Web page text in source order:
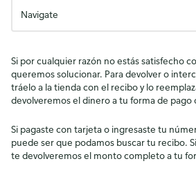
Navigate
Si por cualquier razón no estás satisfecho
queremos solucionar. Para devolver o
tráelo a la tienda con el recibo y lo
devolveremos el dinero a tu forma de pago
Si pagaste con tarjeta o ingresaste tu
puede ser que podamos buscar tu recibo.
te devolveremos el monto completo a tu